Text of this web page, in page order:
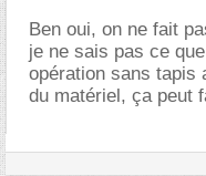
Ben oui, on ne fait
je ne sais pas ce
opération sans tapis
du matériel, ça peut